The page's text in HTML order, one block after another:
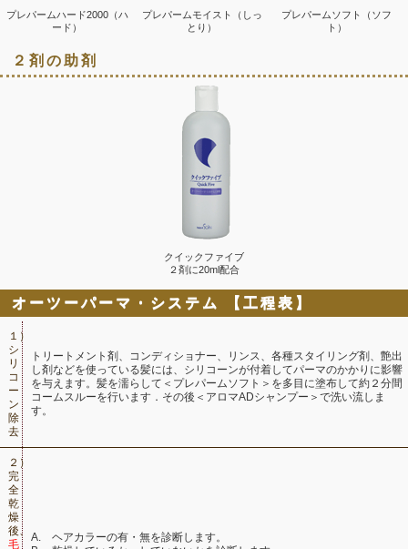
プレパームハード2000（ハ
ード）
プレパームモイスト（しっ
とり）
プレパームソフト（ソフ
ト）
２剤の助剤
クイックファイブ
２剤に20ml配合
オーツーパーマ・システム 【工程表】
１）
シ
リ
コ
ー
ン
除
去
トリートメント剤、コンディショナー、リンス、各種スタイリング剤、艶出
し剤などを使っている髪には、シリコーンが付着してパーマのかかりに影響
を与えます。髪を濡らして＜プレパームソフト＞を多目に塗布して約２分間
コームスルーを行います．その後＜アロマADシャンプー＞で洗い流しま
す。
２）
完
全
乾
燥
後、
毛
A. ヘアカラーの有・無を診断します。